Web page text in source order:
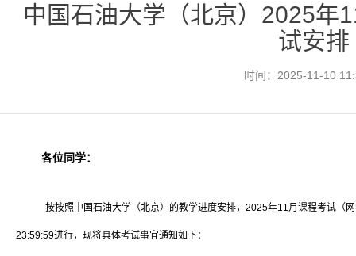
中国石油大学（北京）2025年
试安排
时间：2025-11-10
各位同学：
按按照中国石油大学（北京）的教学进度安排，2025年11月课程考试
23:59:59进行，现将具体考试事宜通知如下：